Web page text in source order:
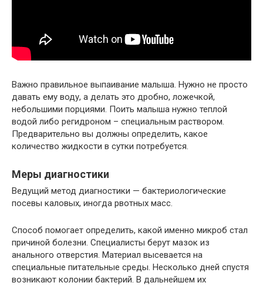
Важно правильное выпаивание малыша. Нужно не просто
давать ему воду, а делать это дробно, ложечкой,
небольшими порциями. Поить малыша нужно теплой
водой либо регидроном – специальным раствором.
Предварительно вы должны определить, какое
количество жидкости в сутки потребуется.
Меры диагностики
Ведущий метод диагностики — бактериологические
посевы каловых, иногда рвотных масс.
Способ помогает определить, какой именно микроб стал
причиной болезни. Специалисты берут мазок из
анального отверстия. Материал высевается на
специальные питательные среды. Несколько дней спустя
возникают колонии бактерий. В дальнейшем их